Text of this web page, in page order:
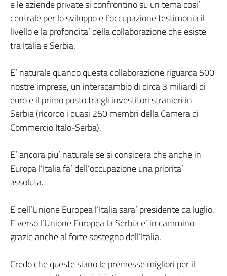
e le aziende private si confrontino su un tema cosi’
centrale per lo sviluppo e l’occupazione testimonia il
livello e la profondita’ della collaborazione che esiste
tra Italia e Serbia.
E’ naturale quando questa collaborazione riguarda 500
nostre imprese, un interscambio di circa 3 miliardi di
euro e il primo posto tra gli investitori stranieri in
Serbia (ricordo i quasi 250 membri della Camera di
Commercio Italo-Serba).
E’ ancora piu’ naturale se si considera che anche in
Europa l’Italia fa’ dell’occupazione una priorita’
assoluta.
E dell’Unione Europea l’Italia sara’ presidente da luglio.
E verso l’Unione Europea la Serbia e’ in cammino
grazie anche al forte sostegno dell’Italia.
Credo che queste siano le premesse migliori per il